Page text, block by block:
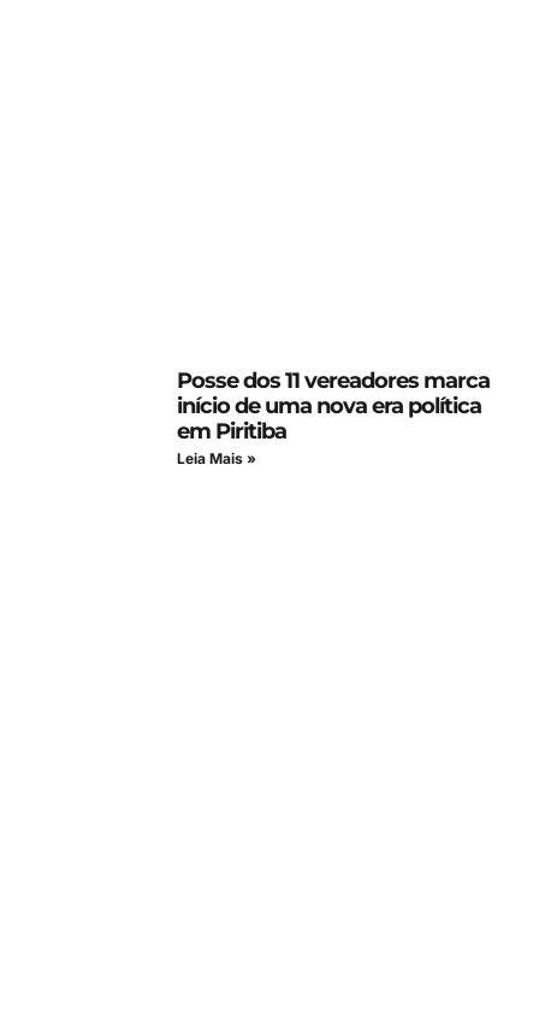
Posse dos 11 vereadores marca
início de uma nova era política
em Piritiba
Leia Mais »